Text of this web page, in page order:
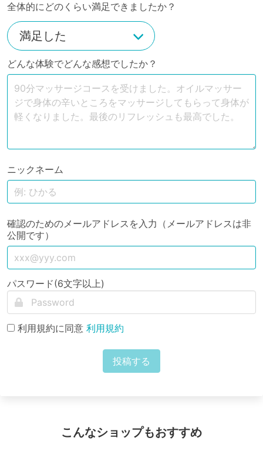
全体的にどのくらい満足できましたか？
どんな体験でどんな感想でしたか？
ニックネーム
確認のためのメールアドレスを入力（メールアドレスは非
公開です）
パスワード(6文字以上)
利用規約に同意 利用規約
投稿する
こんなショップもおすすめ